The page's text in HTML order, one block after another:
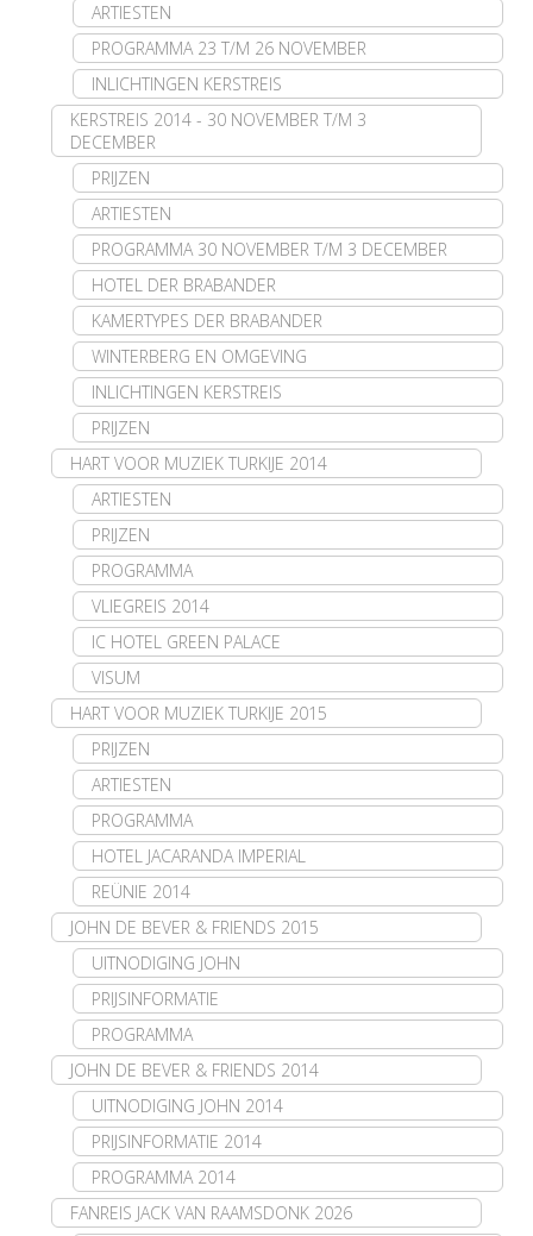
ARTIESTEN
PROGRAMMA 23 T/M 26 NOVEMBER
INLICHTINGEN KERSTREIS
KERSTREIS 2014 - 30 NOVEMBER T/M 3
DECEMBER
PRIJZEN
ARTIESTEN
PROGRAMMA 30 NOVEMBER T/M 3 DECEMBER
HOTEL DER BRABANDER
KAMERTYPES DER BRABANDER
WINTERBERG EN OMGEVING
INLICHTINGEN KERSTREIS
PRIJZEN
HART VOOR MUZIEK TURKIJE 2014
ARTIESTEN
PRIJZEN
PROGRAMMA
VLIEGREIS 2014
IC HOTEL GREEN PALACE
VISUM
HART VOOR MUZIEK TURKIJE 2015
PRIJZEN
ARTIESTEN
PROGRAMMA
HOTEL JACARANDA IMPERIAL
REÜNIE 2014
JOHN DE BEVER & FRIENDS 2015
UITNODIGING JOHN
PRIJSINFORMATIE
PROGRAMMA
JOHN DE BEVER & FRIENDS 2014
UITNODIGING JOHN 2014
PRIJSINFORMATIE 2014
PROGRAMMA 2014
FANREIS JACK VAN RAAMSDONK 2026